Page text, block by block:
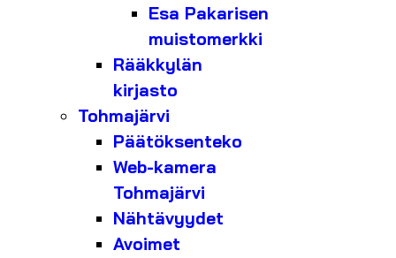
Esa Pakarisen
muistomerkki
Rääkkylän
kirjasto
Tohmajärvi
Päätöksenteko
Web-kamera
Tohmajärvi
Nähtävyydet
Avoimet